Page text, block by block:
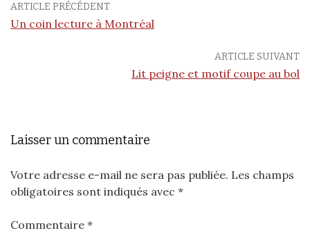
ARTICLE PRÉCÉDENT
Un coin lecture à Montréal
ARTICLE SUIVANT
Lit peigne et motif coupe au bol
Laisser un commentaire
Votre adresse e-mail ne sera pas publiée. Les champs
obligatoires sont indiqués avec *
Commentaire *